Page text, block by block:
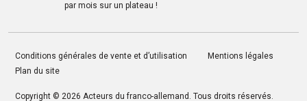
par mois sur un plateau !
Conditions générales de vente et d’utilisation
Mentions légales
Plan du site
Copyright © 2026 Acteurs du franco-allemand . Tous droits réservés.